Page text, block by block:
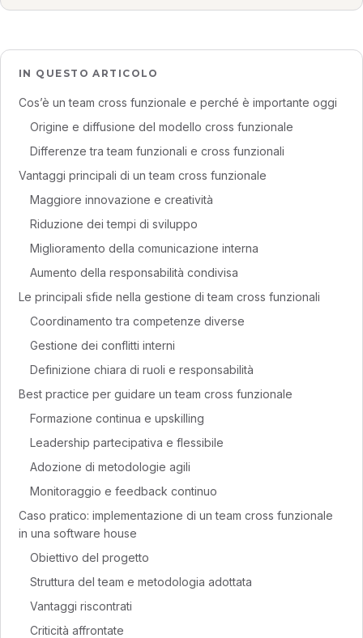
IN QUESTO ARTICOLO
Cos’è un team cross funzionale e perché è importante oggi
Origine e diffusione del modello cross funzionale
Differenze tra team funzionali e cross funzionali
Vantaggi principali di un team cross funzionale
Maggiore innovazione e creatività
Riduzione dei tempi di sviluppo
Miglioramento della comunicazione interna
Aumento della responsabilità condivisa
Le principali sfide nella gestione di team cross funzionali
Coordinamento tra competenze diverse
Gestione dei conflitti interni
Definizione chiara di ruoli e responsabilità
Best practice per guidare un team cross funzionale
Formazione continua e upskilling
Leadership partecipativa e flessibile
Adozione di metodologie agili
Monitoraggio e feedback continuo
Caso pratico: implementazione di un team cross funzionale
in una software house
Obiettivo del progetto
Struttura del team e metodologia adottata
Vantaggi riscontrati
Criticità affrontate